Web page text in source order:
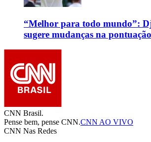
“Melhor para todo mundo”:
sugere mudanças na pontuação
CNN Brasil.
Pense bem, pense CNN.CNN AO VIVO
CNN Nas Redes